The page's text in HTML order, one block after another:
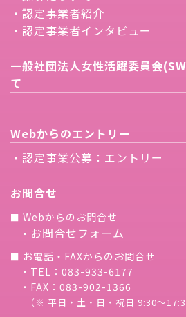
・認定事業者紹介
・認定事業者インタビュー
一般社団法人女性活躍委員会
て
Webからのエントリー
・認定事業公募：エントリー
お問合せ
■ Webからのお問合せ
・ お問合せフォーム
■ お電話・FAXからのお問合せ
・TEL：083-933-6177
・FAX：083-902-1366
（※ 平日・土・日・祝日 9:30〜